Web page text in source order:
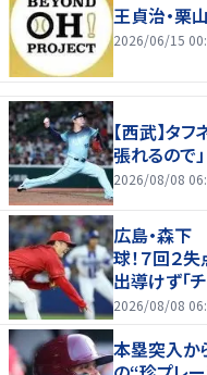
王貞治・栗
2026/06/15
【西武】タ
張れるので
2026/08/08
広島・森下
球！７回２
出導けず「
2026/08/08
本塁突入か